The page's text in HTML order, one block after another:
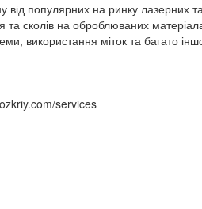
від популярних на ринку лазерних
сколів на оброблюваних
використання міток та багато
services